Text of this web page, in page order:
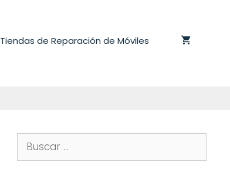
Tiendas de Reparación de Móviles
Buscar: